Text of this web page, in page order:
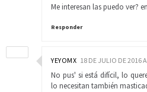
Me interesan las puedo ver?
Responder
YEYOMX 18 DE JULIO DE 2016
No pus' si está difícil, lo
lo necesitan también